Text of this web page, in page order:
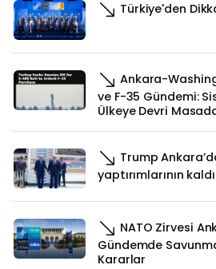
Türkiye'den
Ankara-
ve F-35 Gündemi:
Ülkeye Devri
Trump
yaptırımlarının
NATO Zirvesi
Gündemde
Kararlar